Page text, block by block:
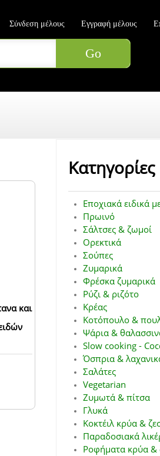
Σύνδεση μέλους Εγγραφή μέλους
και
Κατηγορίες
Εποχιακά ειδικά
Πρωινό
Σάλτσες & ζωμοί
Ορεκτικά
Σούπες
Ζυμαρικά
Φρέσκα ζυμαρικά
Ρύζι & ριζότο
Κρέας
Κοτόπουλο &
Ψάρια &
Slow cooking -
Όσπρια &
Σαλάτες
Vegetarian
Ζυμωτά & πίτσα
Γλυκά
Κοκτέιλ κρύα &
Παραδοσιακά
Ροφήματα κρύα &